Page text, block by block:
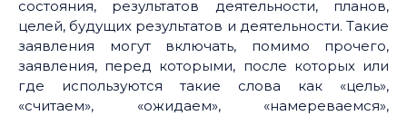
состояния, результатов деятельности, планов,
целей, будущих результатов и деятельности. Такие
заявления могут включать, помимо прочего,
заявления, перед которыми, после которых или
где используются такие слова как «цель»,
«считаем», «ожидаем», «намереваемся»,